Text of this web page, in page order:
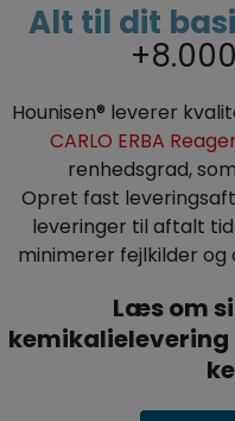
Alt til dit
Hounisen® leverer
CARLO ERBA
renhedsgrad,
Opret fast
leveringer til aftalt tid
minimerer fejlkilder
Læs om
kemikalielevering